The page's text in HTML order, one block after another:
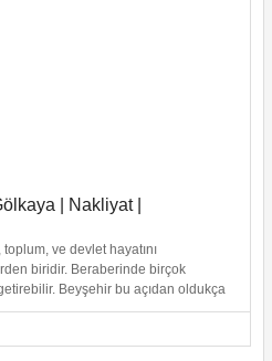
| Nakliyat |
ve devlet hayatını
biridir. Beraberinde birçok
Beyşehir bu açıdan oldukça